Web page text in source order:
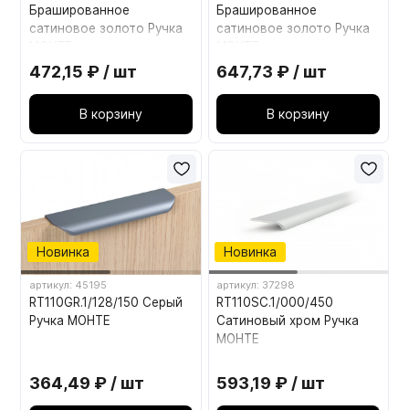
Брашированное
сатиновое золото Ручка
472,15 ₽ / шт
В корзину
Брашированное
сатиновое золото Ручка
647,73 ₽ / шт
В корзину
Новинка
артикул: 45195
RT110GR.1/128/150 Серый
Ручка МОНТЕ
364,49 ₽ / шт
Новинка
артикул: 37298
RT110SC.1/000/450
Сатиновый хром Ручка
МОНТЕ
593,19 ₽ / шт